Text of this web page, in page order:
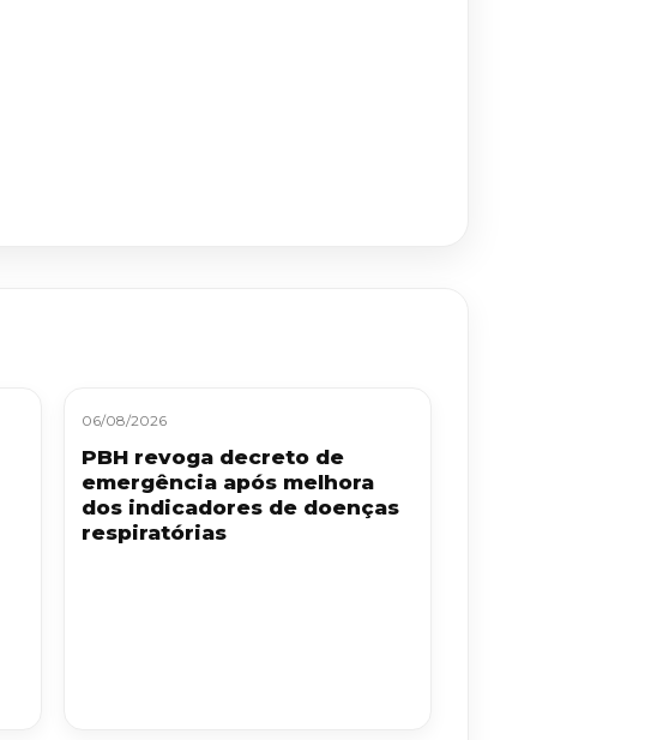
06/08/2026
PBH revoga decreto de
emergência após melhora
dos indicadores de doenças
respiratórias